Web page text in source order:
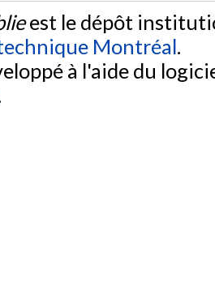
est le dépôt
Montréal.
à l'aide du